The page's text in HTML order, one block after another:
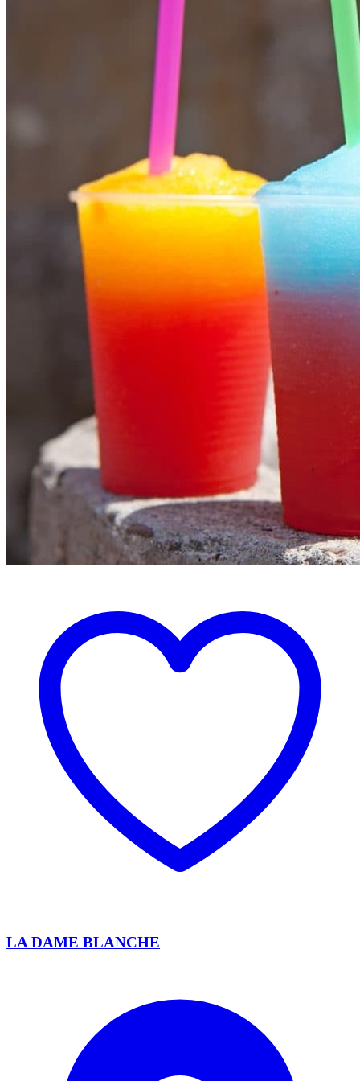
LA DAME BLANCHE